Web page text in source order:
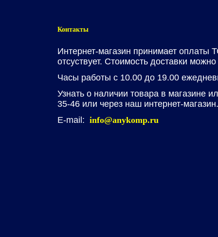
Контакты
Интернет-магазин принимает
отсуствует. Стоимость доставки
Часы работы с 10.00 до 19.00
Узнать о наличии товара в магазине
35-46 или через наш интернет-магазин.
E-mail: info@anykomp.ru